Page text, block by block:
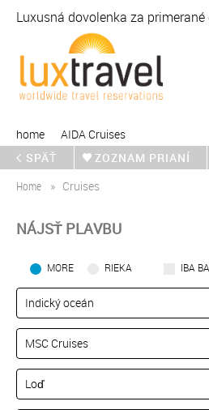
home AIDA Cruises
Luxusná dovolenka za primerané
SPÄŤ
ZOZNAM PRIANÍ
Home
Cruises
NÁJSŤ PLAVBU
MORE RIEKA IBA